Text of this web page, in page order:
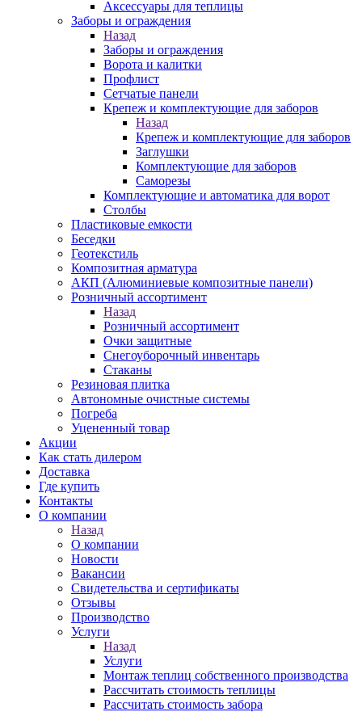
Аксессуары для теплицы
Заборы и ограждения
Назад
Заборы и ограждения
Ворота и калитки
Профлист
Сетчатые панели
Крепеж и комплектующие для заборов
Назад
Крепеж и комплектующие для заборов
Заглушки
Комплектующие для заборов
Саморезы
Комплектующие и автоматика для ворот
Столбы
Пластиковые емкости
Беседки
Геотекстиль
Композитная арматура
АКП (Алюминиевые композитные панели)
Розничный ассортимент
Назад
Розничный ассортимент
Очки защитные
Снегоуборочный инвентарь
Стаканы
Резиновая плитка
Автономные очистные системы
Погреба
Уцененный товар
Акции
Как стать дилером
Доставка
Где купить
Контакты
О компании
Назад
О компании
Новости
Вакансии
Свидетельства и сертификаты
Отзывы
Производство
Услуги
Назад
Услуги
Монтаж теплиц собственного производства
Рассчитать стоимость теплицы
Рассчитать стоимость забора